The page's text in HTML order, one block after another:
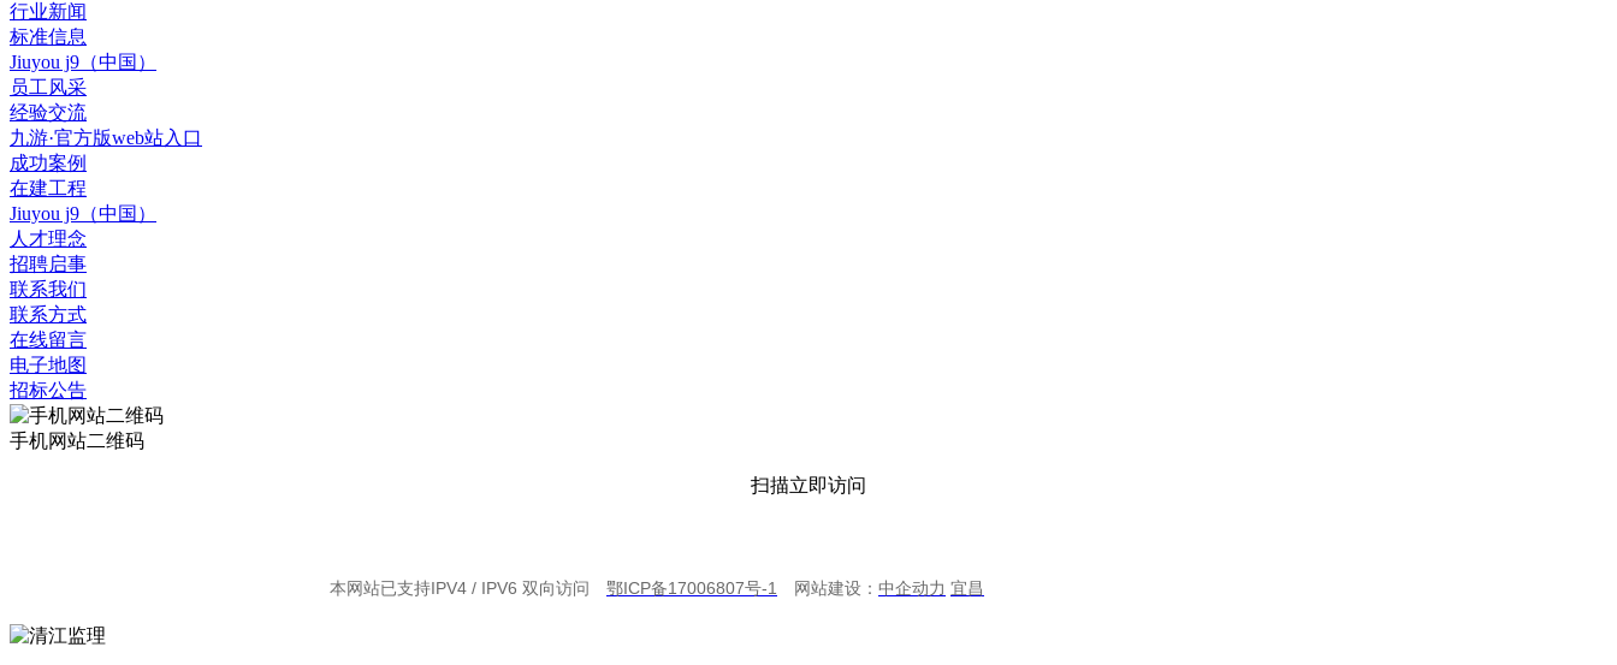
行业新闻
标准信息
Jiuyou j9（中国）
员工风采
经验交流
九游·官方版web站入口
成功案例
在建工程
Jiuyou j9（中国）
人才理念
招聘启事
联系我们
联系方式
在线留言
电子地图
招标公告
手机网站二维码
扫描立即访问
本网站已支持IPV4 / IPV6 双向访问 鄂ICP备17006807号-1 网站建设： 中企动力 宜昌